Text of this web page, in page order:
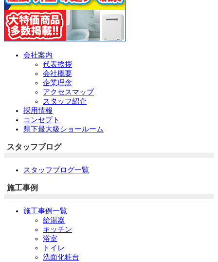
会社案内
代表挨拶
会社概要
企業理念
アクセスマップ
スタッフ紹介
採用情報
コンセプト
県下最大級ショールーム
スタッフブログ
スタッフブログ一覧
施工事例
施工事例一覧
給湯器
キッチン
浴室
トイレ
洗面化粧台